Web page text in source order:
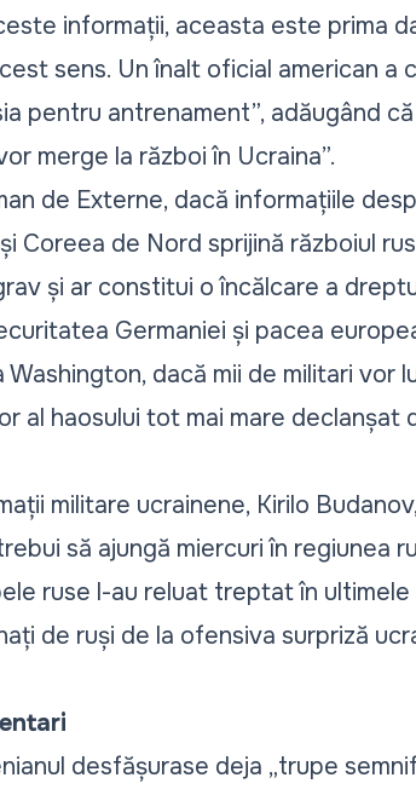
informații, aceasta este prima
sens. Un înalt oficial american a
pentru antrenament”, adăugând
merge la război în Ucraina”.
de Externe, dacă informațiile
Coreea de Nord sprijină războiul
și ar constitui o încălcare a
Germaniei și pacea
Washington, dacă mii de militari vor
al haosului tot mai mare declanșat
militare ucrainene, Kirilo
să ajungă miercuri în regiunea
ruse l-au reluat treptat în
de ruși de la ofensiva surpriză
desfășurase deja „trupe